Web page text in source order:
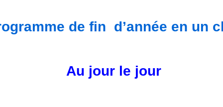
de fin d’année en un
Au jour le jour